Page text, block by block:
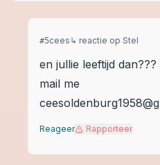
#5cees ↳ reactie op Stel
en jullie leeftijd dan???
mail me
Reageer Rapporteer